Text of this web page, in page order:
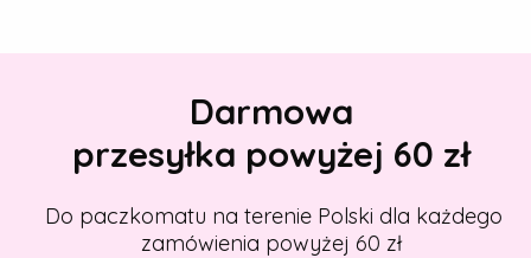
Darmowa
przesyłka powyżej 60 zł
Do paczkomatu na terenie Polski dla każdego
zamówienia powyżej 60 zł